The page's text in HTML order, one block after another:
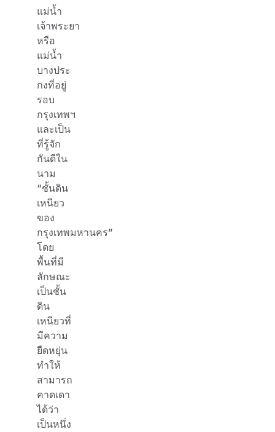
แม่น้ำ
เจ้าพระยา
หรือ
แม่น้ำ
บางประ
กงที่อยู่
รอบ
กรุงเทพฯ
และเป็น
ที่รู้จัก
กันดีใน
นาม
“ชั้นดิน
เหนียว
ของ
กรุงเทพมหานคร”
โดย
พื้นที่มี
ลักษณะ
เป็นชั้น
ดิน
เหนียวที่
มีความ
ยืดหยุ่น
ทำให้
สามารถ
คาดเดา
ได้ว่า
เป็นหนึ่ง